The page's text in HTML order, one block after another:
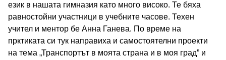
език в нашата гимназия като много високо. Те бяха
равностойни участници в учебните часове. Техен
учител и ментор бе Анна Ганева. По време на
прктиката си тук направиха и самостоятелни проекти
на тема „Транспортът в моята страна и в моя град” и